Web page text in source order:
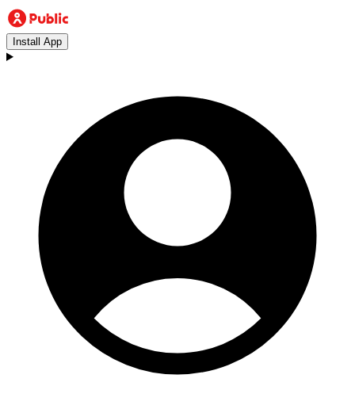
Install App